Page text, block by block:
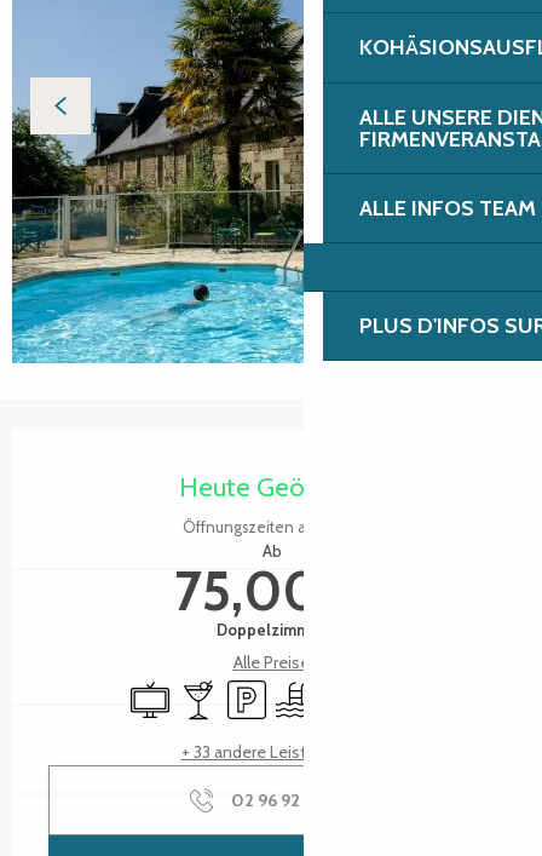
ALLE UNSERE
ALLE INFOS
PLUS D'INFOS
Heute Geöffnet
Öffnungszeiten ansehen
Ab
75,00 €
Doppelzimmer
Alle Preise
FernsehenBar / Getränkestand
ParkplatzSchwimmbad
+ 33 andere Leistung(en)
02 96 92 92